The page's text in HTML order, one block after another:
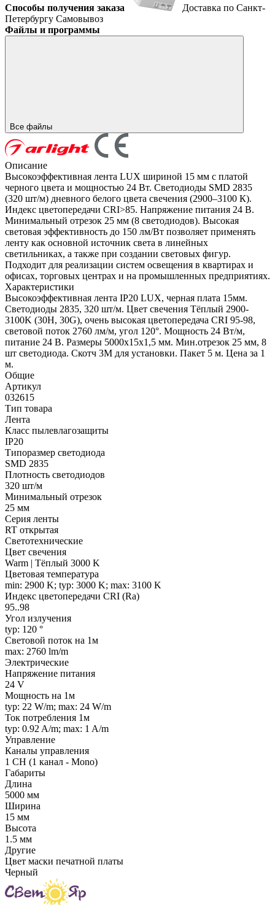
Способы получения заказа
Доставка по Санкт-
Петербургу Самовывоз
Файлы и программы
Все файлы
Описание
Высокоэффективная лента LUX шириной 15 мм с платой
черного цвета и мощностью 24 Вт. Светодиоды SMD 2835
(320 шт/м) дневного белого цвета свечения (2900–3100 К).
Индекс цветопередачи CRI>85. Напряжение питания 24 В.
Минимальный отрезок 25 мм (8 светодиодов). Высокая
световая эффективность до 150 лм/Вт позволяет применять
ленту как основной источник света в линейных
светильниках, а также при создании световых фигур.
Подходит для реализации систем освещения в квартирах и
офисах, торговых центрах и на промышленных предприятиях.
Характеристики
Высокоэффективная лента IP20 LUX, черная плата 15мм.
Светодиоды 2835, 320 шт/м. Цвет свечения Тёплый 2900-
3100K (30H, 30G), очень высокая цветопередача CRI 95-98,
световой поток 2760 лм/м, угол 120°. Мощность 24 Вт/м,
питание 24 В. Размеры 5000х15х1,5 мм. Мин.отрезок 25 мм, 8
шт светодиода. Скотч 3М для установки. Пакет 5 м. Цена за 1
м.
Общие
Артикул
032615
Тип товара
Лента
Класс пылевлагозащиты
IP20
Типоразмер светодиода
SMD 2835
Плотность светодиодов
320 шт/м
Минимальный отрезок
25 мм
Серия ленты
RT открытая
Светотехнические
Цвет свечения
Warm | Тёплый 3000 K
Цветовая температура
min: 2900 K; typ: 3000 K; max: 3100 K
Индекс цветопередачи CRI (Ra)
95..98
Угол излучения
typ: 120 °
Световой поток на 1м
max: 2760 lm/m
Электрические
Напряжение питания
24 V
Мощность на 1м
typ: 22 W/m; max: 24 W/m
Ток потребления 1м
typ: 0.92 A/m; max: 1 A/m
Управление
Каналы управления
1 CH (1 канал - Mono)
Габариты
Длина
5000 мм
Ширина
15 мм
Высота
1.5 мм
Другие
Цвет маски печатной платы
Черный